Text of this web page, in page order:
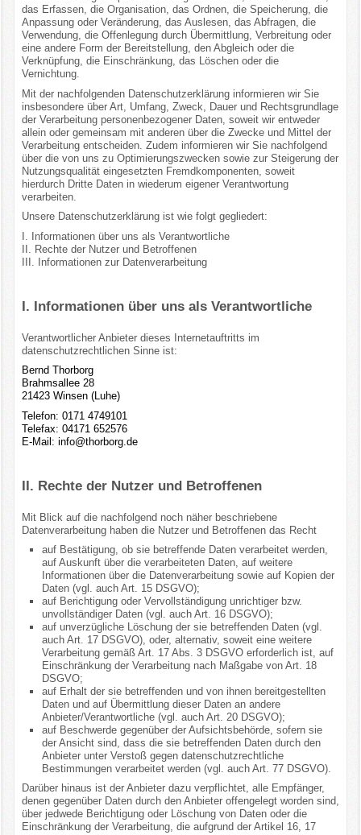
das Erfassen, die Organisation, das Ordnen, die Speicherung, die
Anpassung oder Veränderung, das Auslesen, das Abfragen, die
Verwendung, die Offenlegung durch Übermittlung, Verbreitung oder
eine andere Form der Bereitstellung, den Abgleich oder die
Verknüpfung, die Einschränkung, das Löschen oder die
Vernichtung.
Mit der nachfolgenden Datenschutzerklärung informieren wir Sie
insbesondere über Art, Umfang, Zweck, Dauer und Rechtsgrundlage
der Verarbeitung personenbezogener Daten, soweit wir entweder
allein oder gemeinsam mit anderen über die Zwecke und Mittel der
Verarbeitung entscheiden. Zudem informieren wir Sie nachfolgend
über die von uns zu Optimierungszwecken sowie zur Steigerung der
Nutzungsqualität eingesetzten Fremdkomponenten, soweit
hierdurch Dritte Daten in wiederum eigener Verantwortung
verarbeiten.
Unsere Datenschutzerklärung ist wie folgt gegliedert:
I. Informationen über uns als Verantwortliche
II. Rechte der Nutzer und Betroffenen
III. Informationen zur Datenverarbeitung
I. Informationen über uns als Verantwortliche
Verantwortlicher Anbieter dieses Internetauftritts im
datenschutzrechtlichen Sinne ist:
Bernd Thorborg
Brahmsallee 28
21423 Winsen (Luhe)
Telefon: 0171 4749101
Telefax: 04171 652576
E-Mail: info@thorborg.de
II. Rechte der Nutzer und Betroffenen
Mit Blick auf die nachfolgend noch näher beschriebene
Datenverarbeitung haben die Nutzer und Betroffenen das Recht
auf Bestätigung, ob sie betreffende Daten verarbeitet werden,
auf Auskunft über die verarbeiteten Daten, auf weitere
Informationen über die Datenverarbeitung sowie auf Kopien der
Daten (vgl. auch Art. 15 DSGVO);
auf Berichtigung oder Vervollständigung unrichtiger bzw.
unvollständiger Daten (vgl. auch Art. 16 DSGVO);
auf unverzügliche Löschung der sie betreffenden Daten (vgl.
auch Art. 17 DSGVO), oder, alternativ, soweit eine weitere
Verarbeitung gemäß Art. 17 Abs. 3 DSGVO erforderlich ist, auf
Einschränkung der Verarbeitung nach Maßgabe von Art. 18
DSGVO;
auf Erhalt der sie betreffenden und von ihnen bereitgestellten
Daten und auf Übermittlung dieser Daten an andere
Anbieter/Verantwortliche (vgl. auch Art. 20 DSGVO);
auf Beschwerde gegenüber der Aufsichtsbehörde, sofern sie
der Ansicht sind, dass die sie betreffenden Daten durch den
Anbieter unter Verstoß gegen datenschutzrechtliche
Bestimmungen verarbeitet werden (vgl. auch Art. 77 DSGVO).
Darüber hinaus ist der Anbieter dazu verpflichtet, alle Empfänger,
denen gegenüber Daten durch den Anbieter offengelegt worden sind,
über jedwede Berichtigung oder Löschung von Daten oder die
Einschränkung der Verarbeitung, die aufgrund der Artikel 16, 17